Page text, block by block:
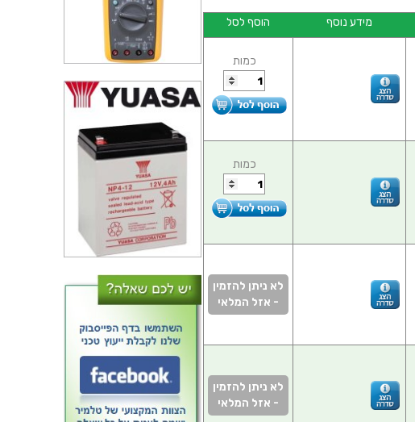
מידע נוסף הוסף לסל
כמות
כמות
לא ניתן להזמין
- אזל המלאי
לא ניתן להזמין
- אזל המלאי